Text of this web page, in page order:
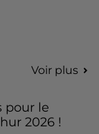
Voir plus
pour le
2026 !